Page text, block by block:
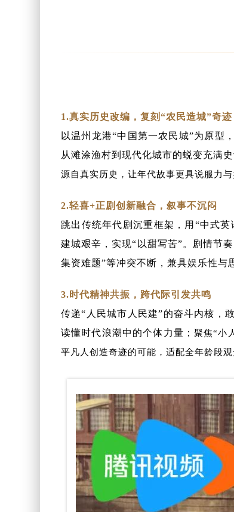
1.真实历史改编，复刻“农民造城”奇迹
以温州龙港“中国第一农民城”为原型
从滩涂渔村到现代化城市的蜕变充满史
源自真实历史，让年代故事更具说服力与
2.轻喜+正剧创新融合，叙事不沉闷
跳出传统年代剧沉重框架，用“中式
建城艰辛，实现“以甜写苦”。 剧情节
集资难题”等冲突不断，兼具娱乐性与
3. 时代精神共振，跨代际引发共鸣
传递“人民城市人民建”的奋斗内核，
读懂时代浪潮中的个体力量； 聚焦“小
平凡人创造奇迹的可能，适配全年龄段观